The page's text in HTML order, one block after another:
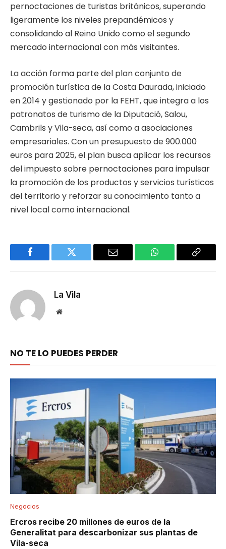
pernoctaciones de turistas británicos, superando
ligeramente los niveles prepandémicos y
consolidando al Reino Unido como el segundo
mercado internacional con más visitantes.
La acción forma parte del plan conjunto de
promoción turística de la Costa Daurada, iniciado
en 2014 y gestionado por la FEHT, que integra a los
patronatos de turismo de la Diputació, Salou,
Cambrils y Vila-seca, así como a asociaciones
empresariales. Con un presupuesto de 900.000
euros para 2025, el plan busca aplicar los recursos
del impuesto sobre pernoctaciones para impulsar
la promoción de los productos y servicios turísticos
del territorio y reforzar su conocimiento tanto a
nivel local como internacional.
Facebook Twitter Email WhatsApp Copy
La Vila
Website
NO TE LO PUEDES PERDER
Negocios
Ercros recibe 20 millones de euros de la
Generalitat para descarbonizar sus plantas de
Vila-seca